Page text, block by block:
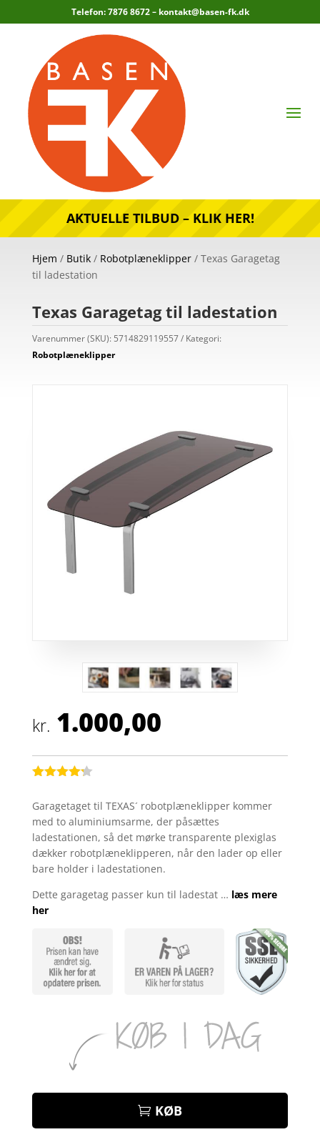
Telefon: 7876 8672 – kontakt@basen-fk.dk
AKTUELLE TILBUD – KLIK HER!
Hjem / Butik/ Robotplæneklipper/ Texas Garagetag
til ladestation
Texas Garagetag til ladestation
Varenummer (SKU): 5714829119557
Kategori:
Robotplæneklipper
kr. 1.000,00
ud af 5
baseret
på
kundebedø
mmelser
Garagetaget til TEXAS´ robotplæneklipper kommer
med to aluminiumsarme, der påsættes
ladestationen, så det mørke transparente plexiglas
dækker robotplæneklipperen, når den lader op eller
bare holder i ladestationen.
Dette garagetag passer kun til ladestat … læs mere
her
KØB